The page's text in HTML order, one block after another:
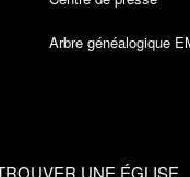
Arbre généalogique
UNE ÉGLISE